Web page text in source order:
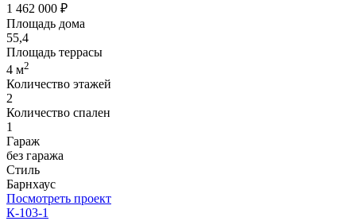
1 462 000 ₽
Площадь дома
55,4
Площадь террасы
4 м2
Количество этажей
2
Количество спален
1
Гараж
без гаража
Стиль
Барнхаус
Посмотреть проект
К-103-1